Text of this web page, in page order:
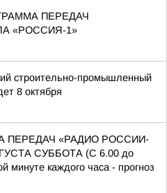
ПЕРЕДАЧ
«РОССИЯ-1»
строительно-промышленный
8 октября
ПЕРЕДАЧ «РАДИО РОССИИ-
СУББОТА (С 6.00 до
минуте каждого часа - прогноз